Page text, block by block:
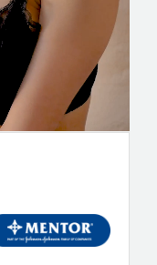
العمليات الآمنة
الإستشارة أونلاين
التقييم بصور السيلفي